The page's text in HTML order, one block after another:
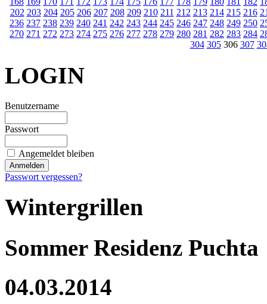
202 203 204 205 206 207 208 209 210 211 212 213 214 215 216
236 237 238 239 240 241 242 243 244 245 246 247 248 249 250
270 271 272 273 274 275 276 277 278 279 280 281 282 283 284
304 305306 307
LOGIN
Benutzername
Passwort
Angemeldet bleiben
Passwort vergessen?
Wintergrillen
Sommer Residenz Puchta
04.03.2014